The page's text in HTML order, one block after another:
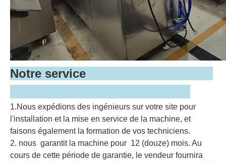
Notre service
1.Nous expédions des ingénieurs sur votre site pour
l'installation et la mise en service de la machine, et
faisons également la formation de vos techniciens.
2. nous garantit la machine pour 12 (douze) mois. Au
cours de cette période de garantie, le vendeur fournira